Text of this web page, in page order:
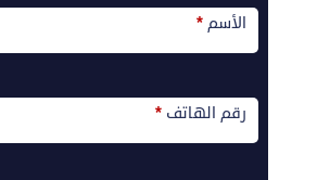
الأسم*
رقم الهاتف *